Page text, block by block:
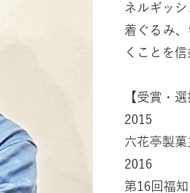
ネルギッ
着ぐるみ
くことを信
【受賞・選
2015
六花亭製
2016
第16回福